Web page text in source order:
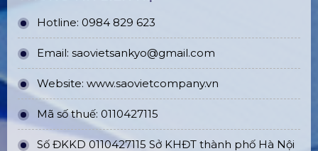
Hotline: 0984 829 623
Email: saovietsankyo@gmail.com
Website: www.saovietcompany.vn
Mã số thuế: 0110427115
Số ĐKKD 0110427115 Sở KHĐT thành phố Hà Nội